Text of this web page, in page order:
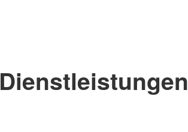
Dienstleistungen